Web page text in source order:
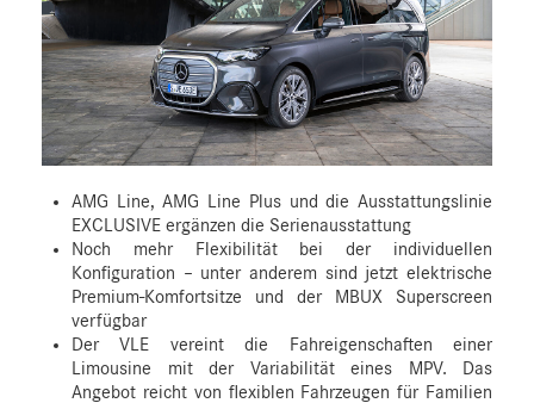
AMG Line, AMG Line Plus und die Ausstattungslinie
EXCLUSIVE ergänzen die Serienausstattung
Noch mehr Flexibilität bei der individuellen
Konfiguration – unter anderem sind jetzt elektrische
Premium-Komfortsitze und der MBUX Superscreen
verfügbar
Der VLE vereint die Fahreigenschaften einer
Limousine mit der Variabilität eines MPV. Das
Angebot reicht von flexiblen Fahrzeugen für Familien